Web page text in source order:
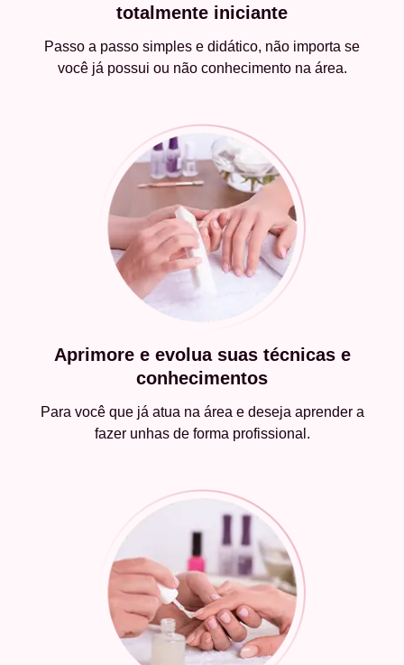
totalmente iniciante
Passo a passo simples e didático, não importa se
você já possui ou não conhecimento na área.
Aprimore e evolua suas técnicas e
conhecimentos
Para você que já atua na área e deseja aprender a
fazer unhas de forma profissional.